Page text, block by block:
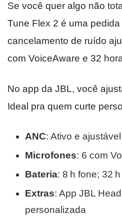
Se você quer algo não
Tune Flex 2 é uma pedida
cancelamento de ruído
com VoiceAware e 32
No app da JBL, você
Ideal pra quem curte
ANC: Ativo e ajustável
Microfones: 6 com
Bateria: 8 h fone; 32
Extras: App JBL
personalizada